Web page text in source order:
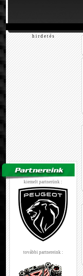
h i r d e t é s
kiemelt partnerünk :
további partnereink :